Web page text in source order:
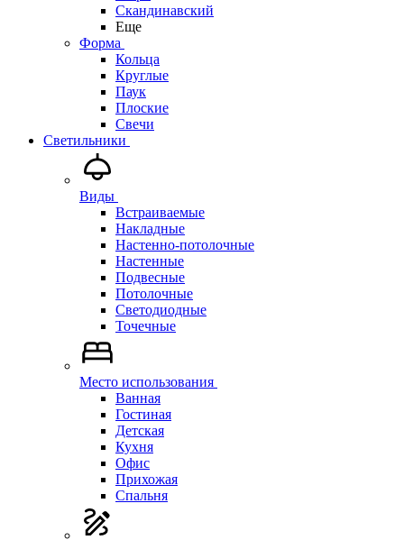
Скандинавский
Еще
Форма
Кольца
Круглые
Паук
Плоские
Свечи
Светильники
Виды
Встраиваемые
Накладные
Настенно-потолочные
Настенные
Подвесные
Потолочные
Светодиодные
Точечные
Место использования
Ванная
Гостиная
Детская
Кухня
Офис
Прихожая
Спальня